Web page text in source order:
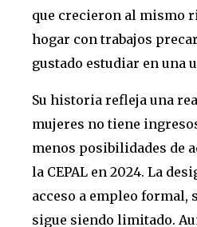
que crecieron al mismo
hogar con trabajos
gustado estudiar en una
Su historia refleja una
mujeres no tiene
menos posibilidades de
la CEPAL en 2024. La
acceso a empleo formal,
sigue siendo limitado.